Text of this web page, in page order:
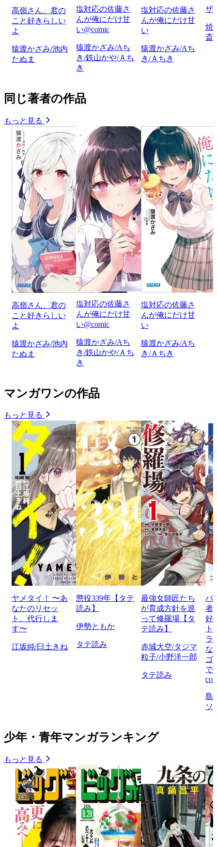
高嶺さん、君の
こと好きらしい
よ
猿渡かざみ/池内
たぬま
塩対応の佐藤さ
んが俺にだけ甘
い@comic
猿渡かざみ/Aち
き/鉄山かや/Ａち
き
塩対応の佐藤さ
んが俺にだけ甘
い
猿渡かざみ/Aち
き/Ａちき
ザ
焼
斎
同じ著者の作品
もっと見る
高嶺さん、君の
こと好きらしい
よ
猿渡かざみ/池内
たぬま
塩対応の佐藤さ
んが俺にだけ甘
い@comic
猿渡かざみ/Aち
き/鉄山かや/Ａち
き
塩対応の佐藤さ
んが俺にだけ甘
い
猿渡かざみ/Aち
き/Ａちき
マンガワンの作品
もっと見る
ヤメタイ！ 〜あ
なたのリセッ
ト、代行しま
す〜
江坂純/臼土きね
懲役339年【タテ
読み】
伊勢ともか
タテ読み
最強女師匠たち
が育成方針を巡
って修羅場【タ
テ読み】
赤城大空/タジマ
粒子/小野洋一郎
タテ読み
パ
者
好
ト
ラ
な
ゴ
で
島
ソ
少年・青年マンガランキング
もっと見る